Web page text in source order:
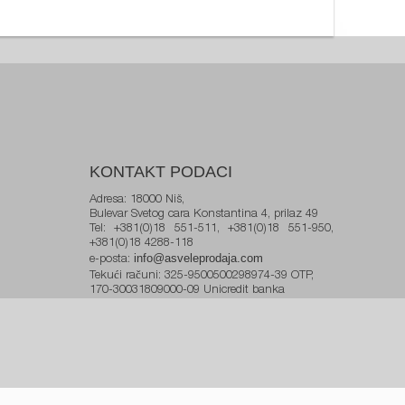
KONTAKT PODACI
Adresa: 18000 Niš,
Bulevar Svetog cara Konstantina 4, prilaz 49
Tel: +381(0)18 551-511, +381(0)18 551-950,
+381(0)18 4288-118
e-posta: info@asveleprodaja.com
Tekući računi: 325-9500500298974-39 OTP,
170-30031809000-09 Unicredit banka